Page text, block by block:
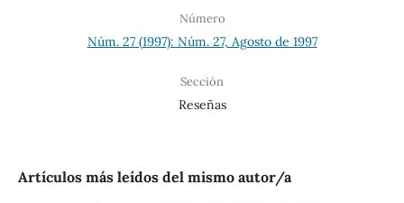
Número
Núm. 27 (1997): Núm. 27, Agosto de 1997
Sección
Reseñas
Artículos más leídos del mismo autor/a